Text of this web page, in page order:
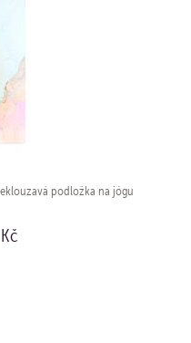
podložka na jógu